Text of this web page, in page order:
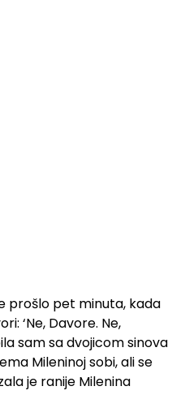
prošlo pet minuta, kada
‘Ne, Davore. Ne,
sam sa dvojicom sinova
Mileninoj sobi, ali se
je ranije Milenina